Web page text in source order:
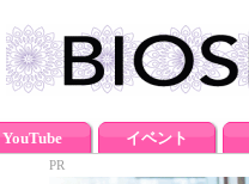
YouTube イベント
PR